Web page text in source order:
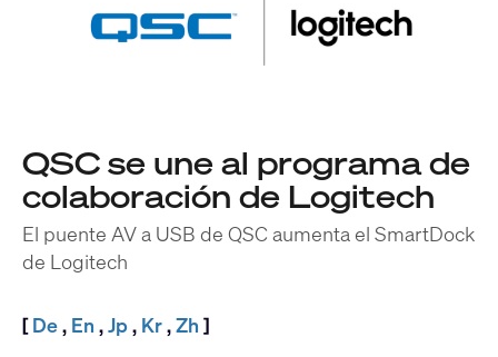
QSC se une al programa de
colaboración de Logitech
El puente AV a USB de QSC aumenta el SmartDock
de Logitech
[De, En ,Jp, Kr,Zh ]